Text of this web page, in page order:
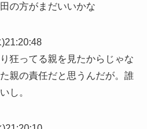
の方がまだいいかな
狂ってる親を見たからじゃな
親の責任だと思うんだが。誰
し。